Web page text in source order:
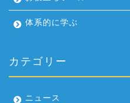
体系的に学ぶ
カテゴリー
ニュース